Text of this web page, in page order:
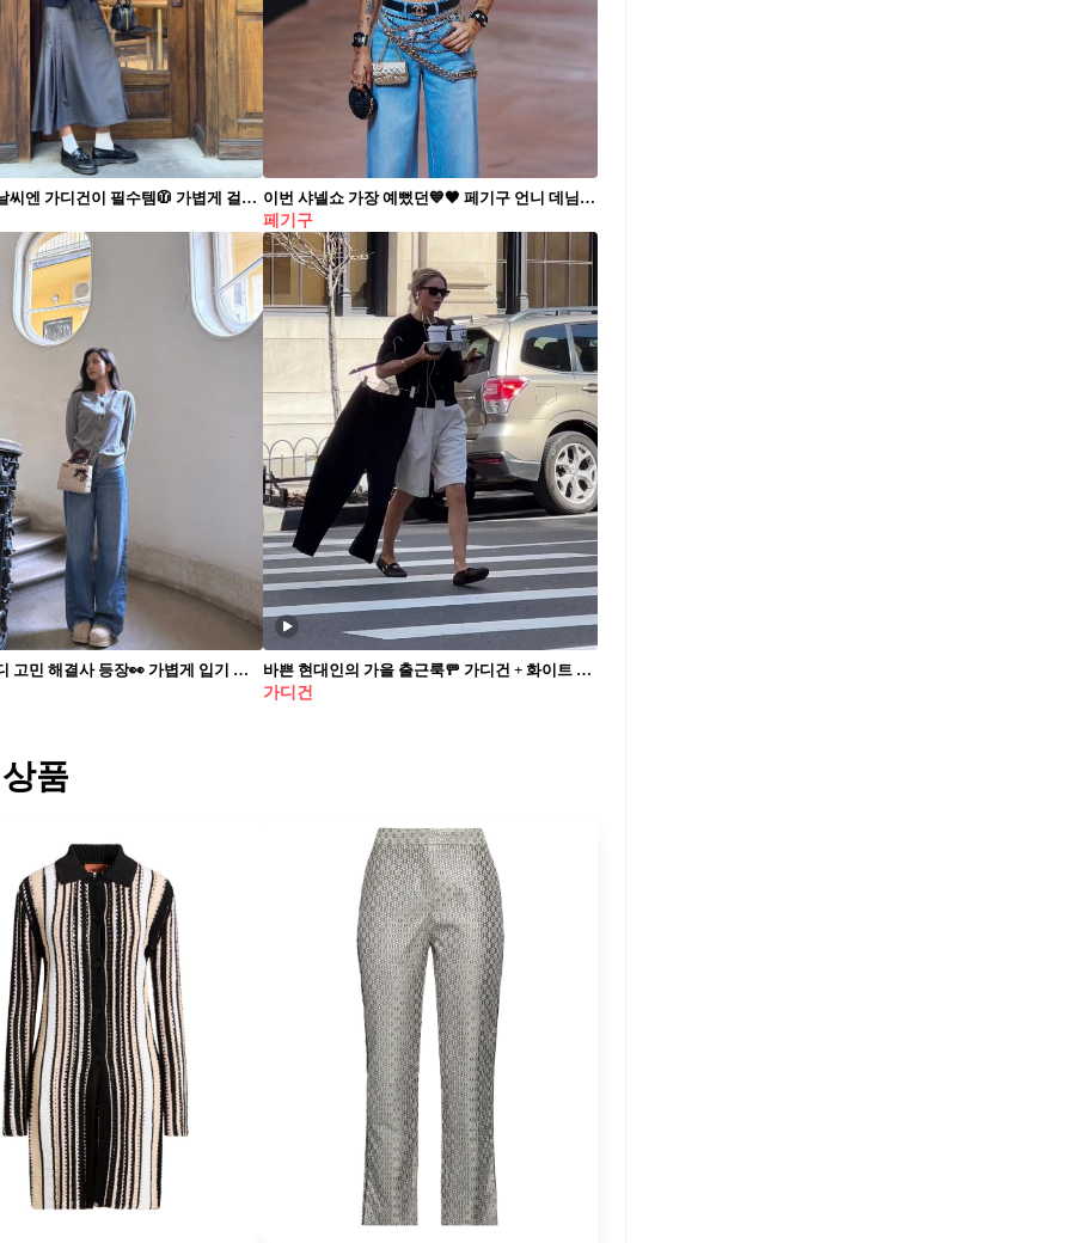
선선해진 날씨엔 가디건이 필수템🧥 가볍게 걸쳐 포근한 스타일링으로 오늘의 데일리룩 완성✨
이번 샤넬쇼 가장 예뻤던💙🖤 페기구 언니 데님룩 👖✨블랙 샤넬 벨트에 샤넬 체인 레이어링
페기구
직장인 코디 고민 해결사 등장👀 가볍게 입기 좋은 직장인 잇템🤍📁 그레이 가디건은 필수야 가을에 빠질 수 없는 그레이 가디건 2가지를 소개합니다. 1. 타미힐피거 저지 크루넥 가디건, 20만 원대 지수가 착용한 그레이 가디건은 레귤러 핏의 크루넥 디자인으로, 밑단에는 골지 느낌의 리브 조직 디테일이 더해진 코튼 저지 소재가 특징입니다. 지수처럼 데님 팬츠와 매치하면 캐주얼한 꾸안꾸 룩을 완성할 수 있습니다. 2. 셀프 포트레이트 크로셰 클라워 가디건, 60만 원대 예지가 착용한 가디건은 교복 느낌의 프랩 스타일로 울 캐시미어 소재에 크로셰 플라워 모티프와 트리밍 디테일이 포인트로 여성스러운 아이템입니다. 예지는 미니스커트와 헌팅캡을 매치해 모던하면서도 발랄한 룩을 연출했습니다.
바쁜 현대인의 가을 출근룩🚥 가디건 + 화이트 버뮤다팬츠룩에 유행하는 시스루 플랫슈즈🥿
가디건
품